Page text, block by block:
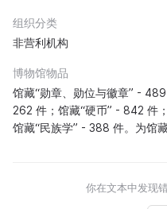
组织分类
非营利机构
博物馆物品
馆藏“勋章、勋位与徽章” -
262 件；馆藏“硬币” - 842 件
馆藏“民族学” - 388 件。为馆
你在文本中发现